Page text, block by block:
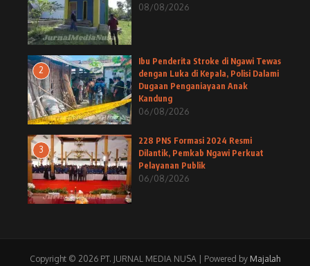
08/08/2026
2
Ibu Penderita Stroke di Ngawi Tewas
dengan Luka di Kepala, Polisi Dalami
Dugaan Penganiayaan Anak
Kandung
06/08/2026
3
228 PNS Formasi 2024 Resmi
Dilantik, Pemkab Ngawi Perkuat
Pelayanan Publik
06/08/2026
Copyright © 2026 PT. JURNAL MEDIA NUSA | Powered by Majalah